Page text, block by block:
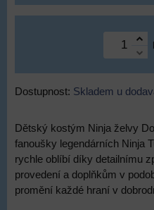
Dostupnost: Skladem u
Dětský kostým Ninja želvy
fanoušky legendárních Ninja
rychle oblíbí díky detailnímu
provedení a doplňkům v
promění každé hraní v